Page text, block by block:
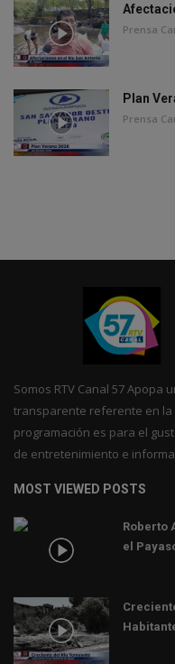
Prensa
Plan
Prensa
Somos RTV Canal 57 Apopa
transparente referente en la
programación es para el
de entretenimiento e
MOST VIEWED POSTS
Roberto
el